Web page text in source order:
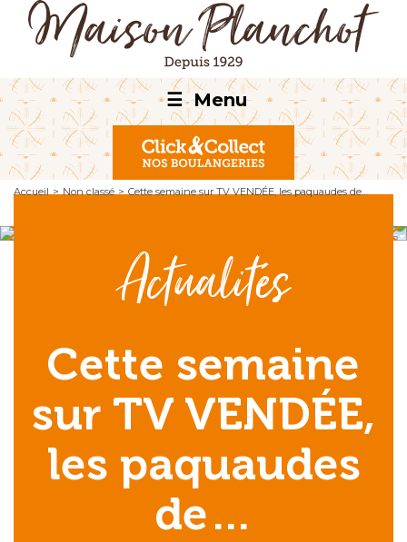
☰ Menu
Accueil > Non classé > Cette semaine sur TV VENDÉE, les paquaudes de…
Actualités
Cette semaine
sur TV VENDÉE,
les paquaudes
de…